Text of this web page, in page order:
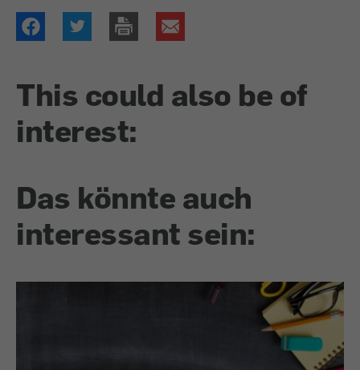
This could also be of
interest:
Das könnte auch
interessant sein: